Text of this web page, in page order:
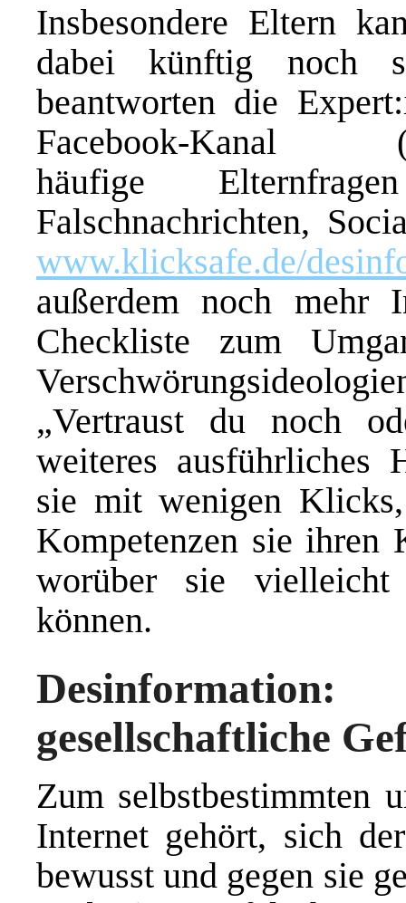
Insbesondere Eltern
dabei künftig noch
beantworten die
Facebook-Kanal
häufige
Falschnachrichten,
www.klicksafe.de/
außerdem noch mehr
Checkliste zum
„Vertraust du noch
weiteres ausführliches
sie mit wenigen
Kompetenzen sie ihren
worüber sie
können.
gesellschaftliche
Zum selbstbestimmten
Internet gehört, sich
bewusst und gegen sie